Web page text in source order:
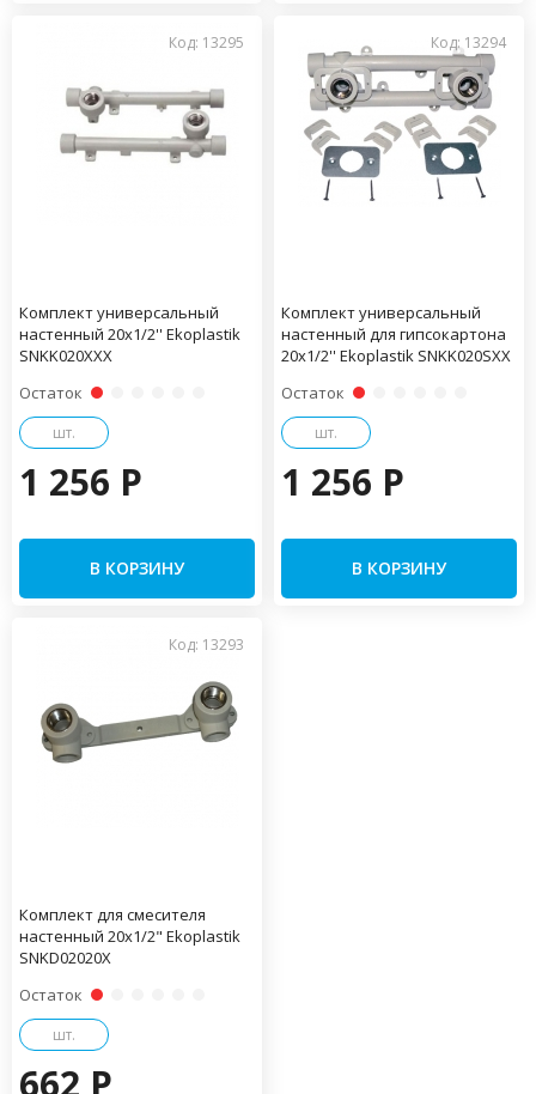
Код: 13295
Комплект универсальный
настенный 20x1/2'' Ekoplastik
SNKK020XXX
Остаток
шт.
1 256 P
В КОРЗИНУ
Код: 13294
Комплект универсальный
настенный для гипсокартона
20x1/2'' Ekoplastik SNKK020SXX
Остаток
шт.
1 256 P
В КОРЗИНУ
Код: 13293
Комплект для смесителя
настенный 20x1/2" Ekoplastik
SNKD02020X
Остаток
шт.
662 P